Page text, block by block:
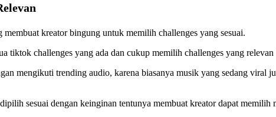
kreator bingung untuk memilih challenges yang sesuai.
tiktok challenges yang ada dan cukup memilih challenges yang
mengikuti trending audio, karena biasanya musik yang sedang viral
sesuai dengan keinginan tentunya membuat kreator dapat